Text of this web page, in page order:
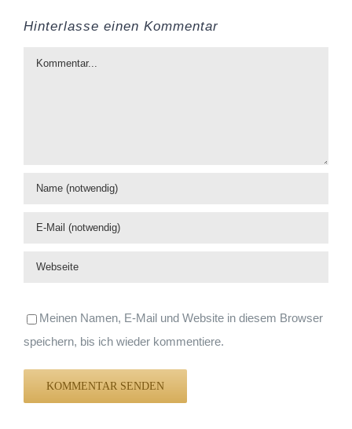
Hinterlasse einen Kommentar
Kommentar
Meinen Namen, E-Mail und Website in diesem Browser
speichern, bis ich wieder kommentiere.